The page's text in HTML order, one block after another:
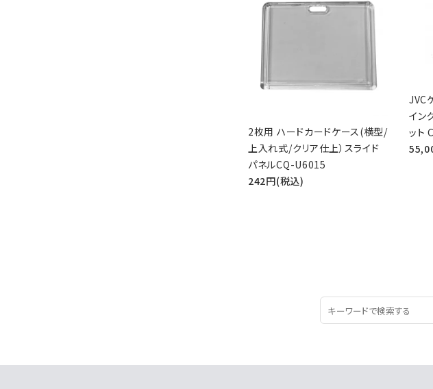
2枚用 ハードカードケース(横型/
上入れ式/クリア仕上）スライド
パネルCQ-U6015
242円(税込)
JVC
イン
ット